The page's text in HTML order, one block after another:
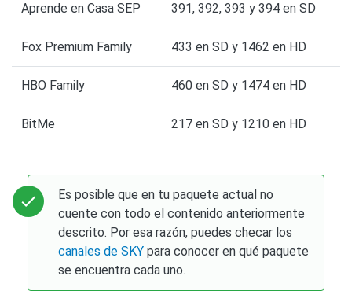
Aprende en Casa SEP 391, 392, 393 y 394 en SD
Fox Premium Family 433 en SD y 1462 en HD
HBO Family 460 en SD y 1474 en HD
BitMe 217 en SD y 1210 en HD
Es posible que en tu paquete actual no
cuente con todo el contenido anteriormente
descrito. Por esa razón, puedes checar los
canales de SKY para conocer en qué paquete
se encuentra cada uno.